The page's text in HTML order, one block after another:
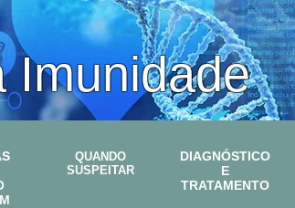
QUANDO
SUSPEITAR
DIAGNÓSTICO
E
TRATAMENTO
Imunidade